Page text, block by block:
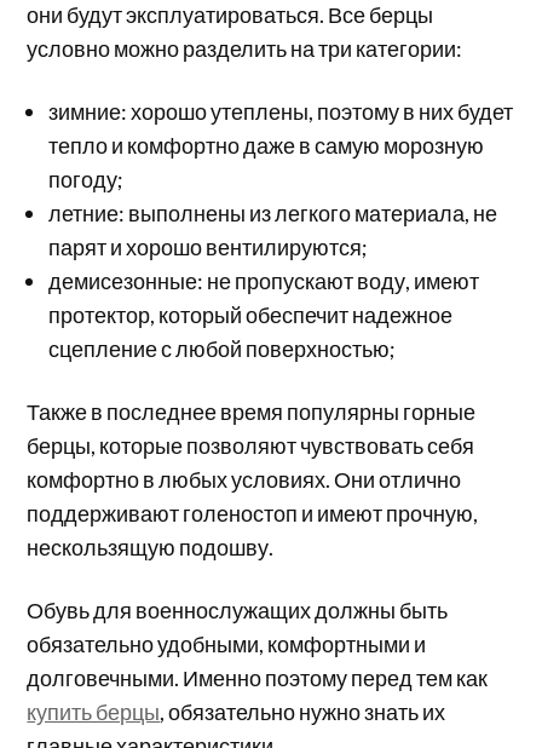
они будут эксплуатироваться. Все берцы
условно можно разделить на три категории:
зимние: хорошо утеплены, поэтому в них будет
тепло и комфортно даже в самую морозную
погоду;
летние: выполнены из легкого материала, не
парят и хорошо вентилируются;
демисезонные: не пропускают воду, имеют
протектор, который обеспечит надежное
сцепление с любой поверхностью;
Также в последнее время популярны горные
берцы, которые позволяют чувствовать себя
комфортно в любых условиях. Они отлично
поддерживают голеностоп и имеют прочную,
нескользящую подошву.
Обувь для военнослужащих должны быть
обязательно удобными, комфортными и
долговечными. Именно поэтому перед тем как
купить берцы, обязательно нужно знать их